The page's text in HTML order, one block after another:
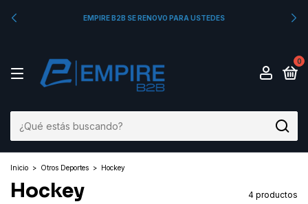
EMPIRE B2B SE RENOVO PARA USTEDES
0
Inicio > Otros Deportes > Hockey
Hockey 4 productos